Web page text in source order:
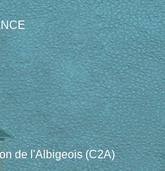
de l'Albigeois (C2A)